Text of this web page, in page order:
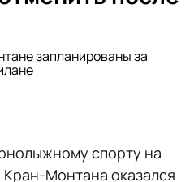
запланированы за
спорту на
Монтана оказался